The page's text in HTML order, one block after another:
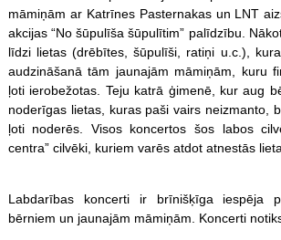
māmiņām ar Katrīnes Pasternakas un LNT
akcijas “No šūpulīša šūpulītim” palīdzību.
līdzi lietas (drēbītes, šūpulīši, ratiņi u.c.),
audzināšanā tām jaunajām māmiņām, kuru
ļoti ierobežotas. Teju katrā ģimenē, kur aug
noderīgas lietas, kuras paši vairs neizmanto,
ļoti noderēs. Visos koncertos šos labos
centra” cilvēki, kuriem varēs atdot atnestās
Labdarības koncerti ir brīnišķīga iespēja
bērniem un jaunajām māmiņām. Koncerti